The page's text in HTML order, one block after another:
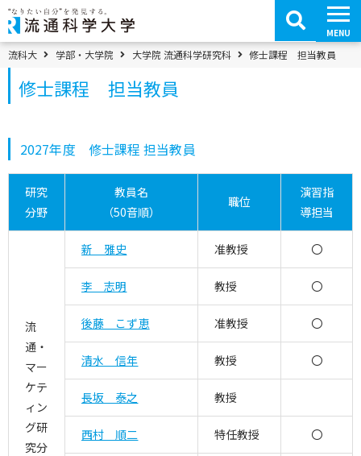
コ
ン
テ
ン
ツ
へ
移
MENU
パンくずメニュー
流科大 学部・大学院 大学院 流通科学研究科 修士課程 担当教員
修士課程 担当教員
2027年度 修士課程 担当教員
研究
分野
教員名
（50音順）
職位
演習指
導担当
流
通・
マー
ケテ
ィン
グ研
究分
新 雅史 准教授 〇
李 志明 教授 〇
後藤 こず恵 准教授 〇
清水 信年 教授 〇
長坂 泰之 教授
西村 順二 特任教授 〇